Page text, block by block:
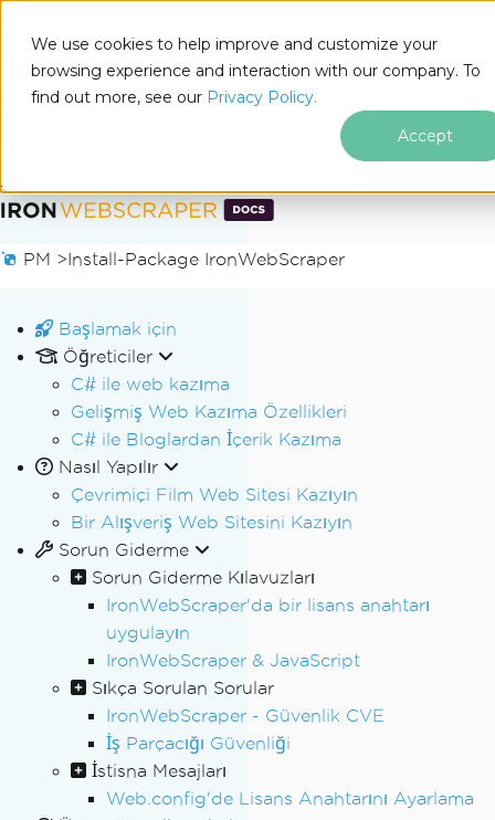
We use cookies to help improve and customize your
browsing experience and interaction with our company. To
find out more, see our Privacy Policy.
Accept
Altbilgi içeriğine atla
Docs
PM >Install-Package IronWebScraper
Başlamak için
Öğreticiler
C# ile web kazıma
Gelişmiş Web Kazıma Özellikleri
C# ile Bloglardan İçerik Kazıma
Nasıl Yapılır
Çevrimiçi Film Web Sitesi Kazıyın
Bir Alışveriş Web Sitesini Kazıyın
Sorun Giderme
Sorun Giderme Kılavuzları
IronWebScraper'da bir lisans anahtarı
uygulayın
IronWebScraper & JavaScript
Sıkça Sorulan Sorular
IronWebScraper - Güvenlik CVE
İş Parçacığı Güvenliği
İstisna Mesajları
Web.config'de Lisans Anahtarını Ayarlama